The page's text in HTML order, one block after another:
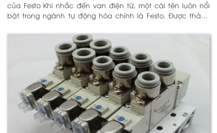
của Festo Khi nhắc đến van điện từ, một cái tên luôn nổi
bật trong ngành tự động hóa chính là Festo. Được thành